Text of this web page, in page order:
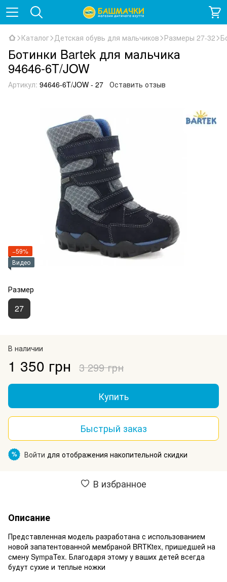
Каталог Детская обувь для мальчиков Размеры 27-32
Ботинки Bartek для мальчика
94646-6T/JOW
Артикул: 94646-6T/JOW - 27 Оставить отзыв
−59%
Видео
Размер
27
В наличии
1 350 грн 3 299 грн
Купить
Быстрый заказ
% Войти для отображения накопительной скидки
В избранное
Описание
Представленная модель разработана с использованием
новой запатентованной мембраной BRTKtex, пришедшей на
смену SympaTex. Благодаря этому у ваших детей всегда
будут сухие и теплые ножки